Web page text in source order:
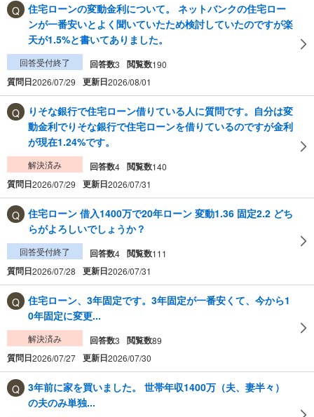
住宅ローンの変動金利について。 ネットバンクの住宅ロー
ンが一番安いとよく聞いていたため検討していたのですが楽
天が1.5%と書いてありました。
回答受付終了 回答数3 閲覧数190
質問日2026/07/29 更新日2026/08/01
りそな銀行で住宅ローン借りている人に質問です。自分は変
動金利でりそな銀行で住宅ローンを借りているのですが金利
が現在1.24%です。
解決済み 回答数4 閲覧数140
質問日2026/07/29 更新日2026/07/31
住宅ローン 借入1400万で20年ローン 変動1.36 固定2.2 どち
らがよろしいでしょうか？
回答受付終了 回答数4 閲覧数111
質問日2026/07/28 更新日2026/07/31
住宅ローン、3年固定です。3年固定が一番安くて、今から1
0年固定に変更...
解決済み 回答数3 閲覧数89
質問日2026/07/27 更新日2026/07/30
3年前に家を買いました。 世帯年収1400万（夫、妻半々）
の夫のみ単独...